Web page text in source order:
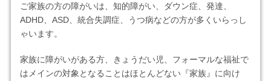
ご家族の方の障がいは、知的障がい、ダウン症、発達、
ADHD、ASD、統合失調症、うつ病などの方が多くいらっし
ゃいます。
家族に障がいがある方、きょうだい児、フォーマルな福祉で
はメインの対象となることはほとんどない『家族』に向け